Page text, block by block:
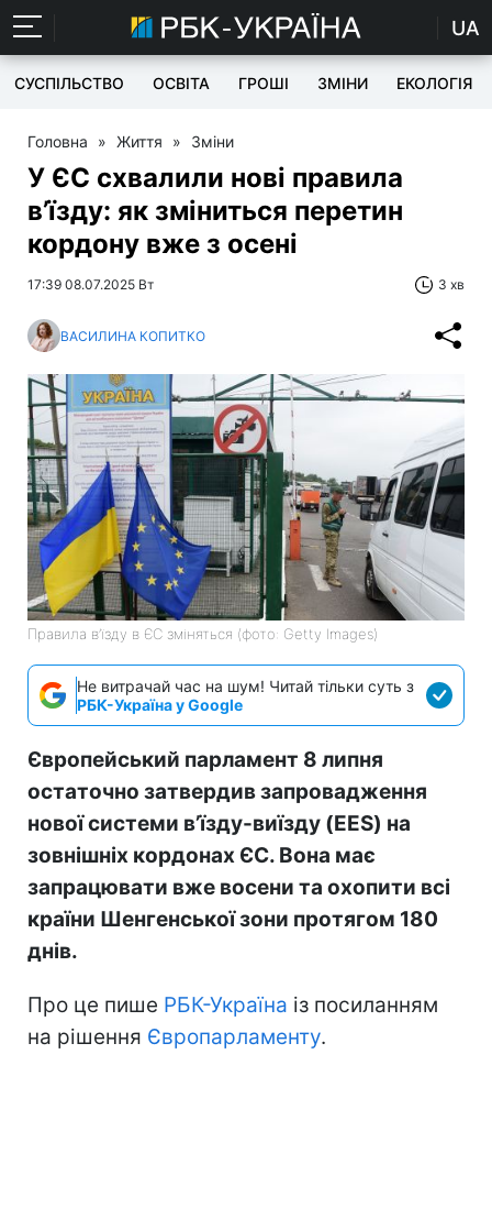
UA
СУСПІЛЬСТВО ОСВІТА ГРОШІ ЗМІНИ ЕКОЛОГІЯ
Головна » Життя » Зміни
У ЄС схвалили нові правила
в’їзду: як зміниться перетин
кордону вже з осені
17:39 08.07.2025 Вт 3 хв
ВАСИЛИНА КОПИТКО
Правила в’їзду в ЄС зміняться (фото: Getty Images)
Не витрачай час на шум! Читай тільки суть з
РБК-Україна у Google
Європейський парламент 8 липня
остаточно затвердив запровадження
нової системи в’їзду-виїзду (EES) на
зовнішніх кордонах ЄС. Вона має
запрацювати вже восени та охопити всі
країни Шенгенської зони протягом 180
днів.
Про це пише РБК-Україна із посиланням
на рішення Європарламенту.